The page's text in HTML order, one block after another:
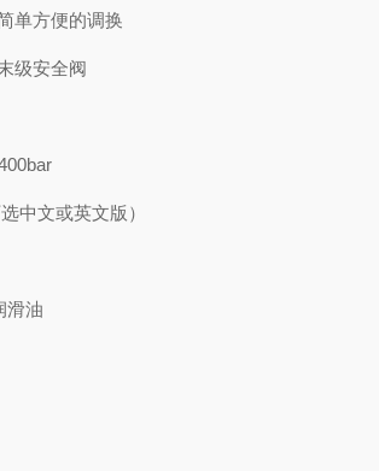
单方便的调换
级安全阀
中文或英文版）
滑油